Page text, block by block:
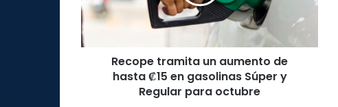
hasta
₡15
gasolinas
Recope tramita un aumento de
hasta ₡15 en gasolinas Súper y
Regular para octubre